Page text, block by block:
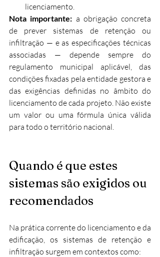
licenciamento.
Nota importante: a obrigação concreta
de prever sistemas de retenção ou
infiltração — e as especificações técnicas
associadas — depende sempre do
regulamento municipal aplicável, das
condições fixadas pela entidade gestora e
das exigências definidas no âmbito do
licenciamento de cada projeto. Não existe
um valor ou uma fórmula única válida
para todo o território nacional.
Quando é que estes
sistemas são exigidos ou
recomendados
Na prática corrente do licenciamento e da
edificação, os sistemas de retenção e
infiltração surgem em contextos como: